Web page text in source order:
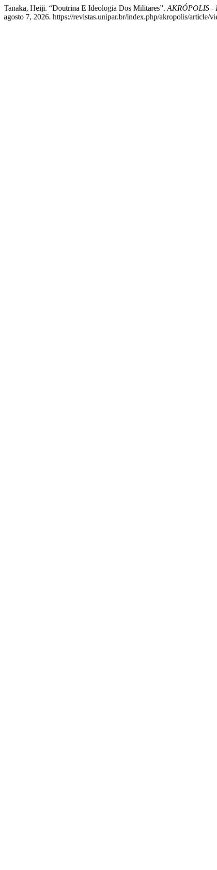
Tanaka, Heiji. “Doutrina E Ideologia Dos Militares”. AKRÓPOLIS -
agosto 7, 2026. https://revistas.unipar.br/index.php/akropolis/article/